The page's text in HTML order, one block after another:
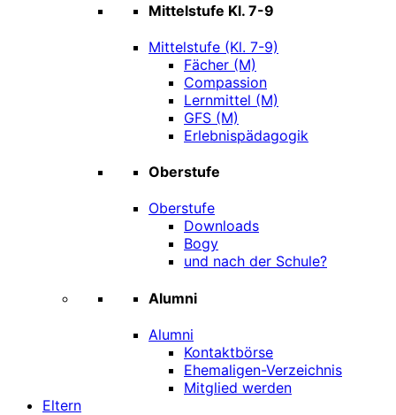
Mittelstufe Kl. 7-9
Mittelstufe (Kl. 7-9)
Fächer (M)
Compassion
Lernmittel (M)
GFS (M)
Erlebnispädagogik
Oberstufe
Oberstufe
Downloads
Bogy
und nach der Schule?
Alumni
Alumni
Kontaktbörse
Ehemaligen-Verzeichnis
Mitglied werden
Eltern